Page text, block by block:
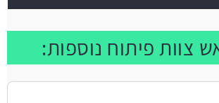
צוות פיתוח נוספות: